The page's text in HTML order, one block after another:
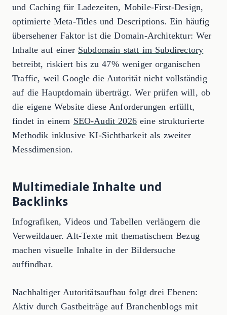
und Caching für Ladezeiten, Mobile-First-Design,
optimierte Meta-Titles und Descriptions. Ein häufig
übersehener Faktor ist die Domain-Architektur: Wer
Inhalte auf einer Subdomain statt im Subdirectory
betreibt, riskiert bis zu 47% weniger organischen
Traffic, weil Google die Autorität nicht vollständig
auf die Hauptdomain überträgt. Wer prüfen will, ob
die eigene Website diese Anforderungen erfüllt,
findet in einem SEO-Audit 2026 eine strukturierte
Methodik inklusive KI-Sichtbarkeit als zweiter
Messdimension.
Multimediale Inhalte und
Backlinks
Infografiken, Videos und Tabellen verlängern die
Verweildauer. Alt-Texte mit thematischem Bezug
machen visuelle Inhalte in der Bildersuche
auffindbar.
Nachhaltiger Autoritätsaufbau folgt drei Ebenen:
Aktiv durch Gastbeiträge auf Branchenblogs mit